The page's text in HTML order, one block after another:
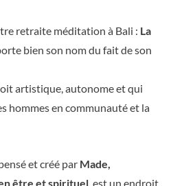
retraite méditation à Bali : La
bien son nom du fait de son
artistique, autonome et qui
hommes en communauté et la
et créé par Made,
être et spirituel, est un endroit